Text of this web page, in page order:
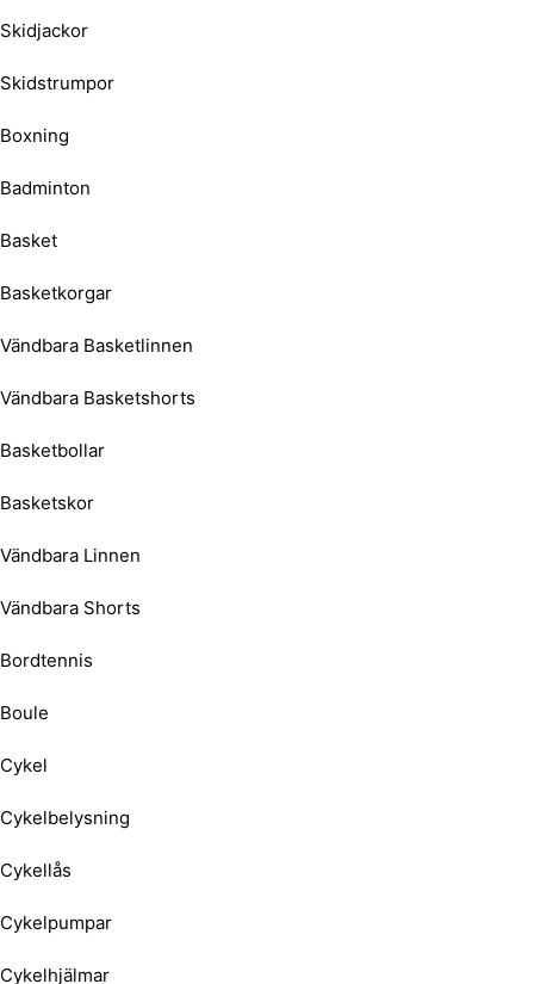
Skidjackor
Skidstrumpor
Boxning
Badminton
Basket
Basketkorgar
Vändbara Basketlinnen
Vändbara Basketshorts
Basketbollar
Basketskor
Vändbara Linnen
Vändbara Shorts
Bordtennis
Boule
Cykel
Cykelbelysning
Cykellås
Cykelpumpar
Cykelhjälmar